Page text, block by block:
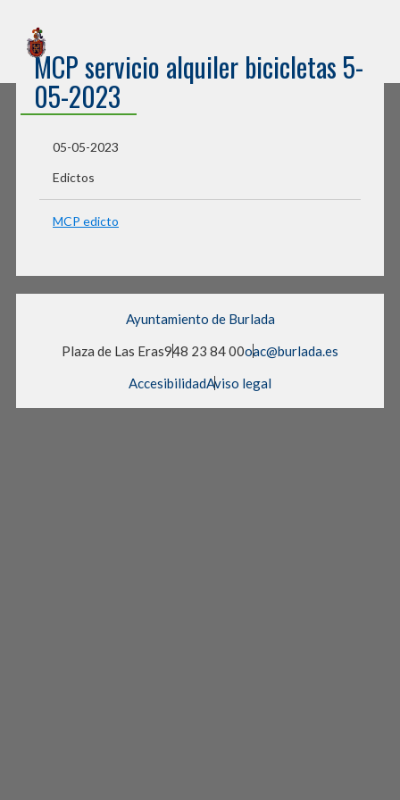
Ayuntamiento de Burlada
MCP servicio alquiler bicicletas 5-
05-2023
05-05-2023
Edictos
MCP edicto
Ayuntamiento de Burlada
Plaza de Las Eras948 23 84 00oac@burlada.es
AccesibilidadAviso legal